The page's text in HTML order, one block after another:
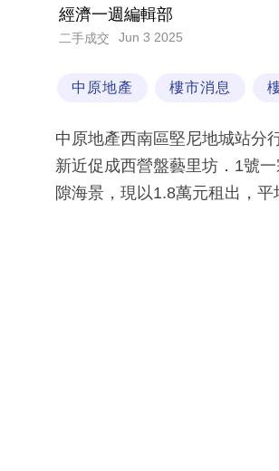
經濟一週編輯部
二手成交 Jun 3 2025
中原地產 樓市消息
中原地產西南區堅尼地城站分
新近促成西營盤藝里坊．1號
隙海景，現以1.8萬元租出，平